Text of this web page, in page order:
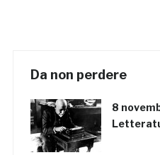
Da non perdere
8